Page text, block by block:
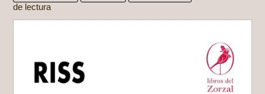
de lectura